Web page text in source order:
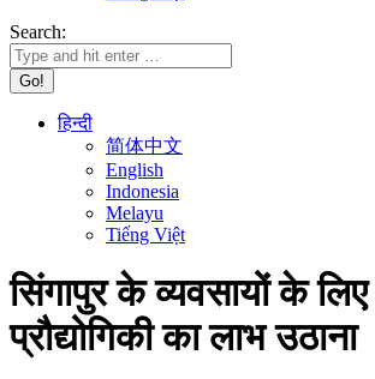
Search:
हिन्दी
简体中文
English
Indonesia
Melayu
Tiếng Việt
सिंगापुर के व्यवसायों के लिए
प्रौद्योगिकी का लाभ उठाना